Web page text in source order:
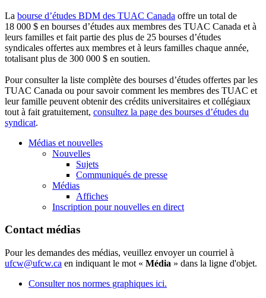
La bourse d’études BDM des TUAC Canada offre un total de
18 000 $ en bourses d’études aux membres des TUAC Canada et à
leurs familles et fait partie des plus de 25 bourses d’études
syndicales offertes aux membres et à leurs familles chaque année,
totalisant plus de 300 000 $ en soutien.
Pour consulter la liste complète des bourses d’études offertes par les
TUAC Canada ou pour savoir comment les membres des TUAC et
leur famille peuvent obtenir des crédits universitaires et collégiaux
tout à fait gratuitement, consultez la page des bourses d’études du
syndicat.
Médias et nouvelles
Nouvelles
Sujets
Communiqués de presse
Médias
Affiches
Inscription pour nouvelles en direct
Contact médias
Pour les demandes des médias, veuillez envoyer un courriel à
ufcw@ufcw.ca en indiquant le mot « Média » dans la ligne d'objet.
Consulter nos normes graphiques ici.